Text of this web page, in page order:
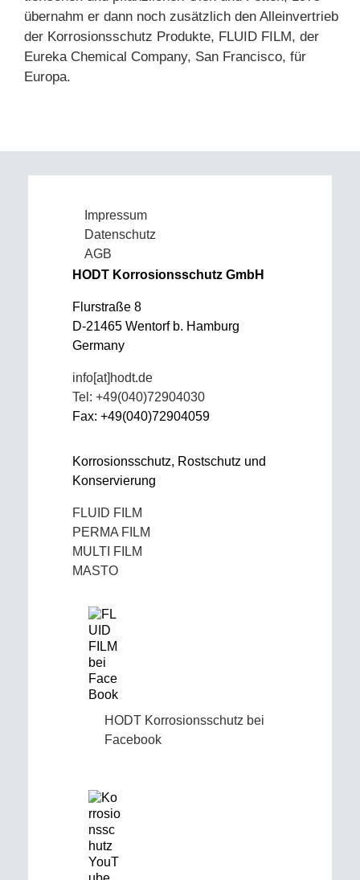
übernahm er dann noch zusätzlich den Alleinvertrieb
der Korrosionsschutz Produkte, FLUID FILM, der
Eureka Chemical Company, San Francisco, für
Europa.
Impressum
Datenschutz
AGB
HODT Korrosionsschutz GmbH
Flurstraße 8
D-21465 Wentorf b. Hamburg
Germany
info[at]hodt.de
Tel: +49(040)72904030
Fax: +49(040)72904059
Korrosionsschutz, Rostschutz und
Konservierung
FLUID FILM
PERMA FILM
MULTI FILM
MASTO
HODT Korrosionsschutz bei
Facebook